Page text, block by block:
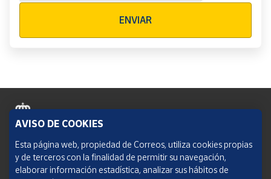
ENVIAR
Política de cookies
Aviso legal
AVISO DE COOKIES
Esta página web, propiedad de Correos, utiliza cookies propias
y de terceros con la finalidad de permitir su navegación,
elaborar información estadística, analizar sus hábitos de